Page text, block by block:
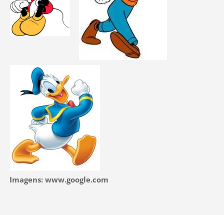
Imagens: www.google.com